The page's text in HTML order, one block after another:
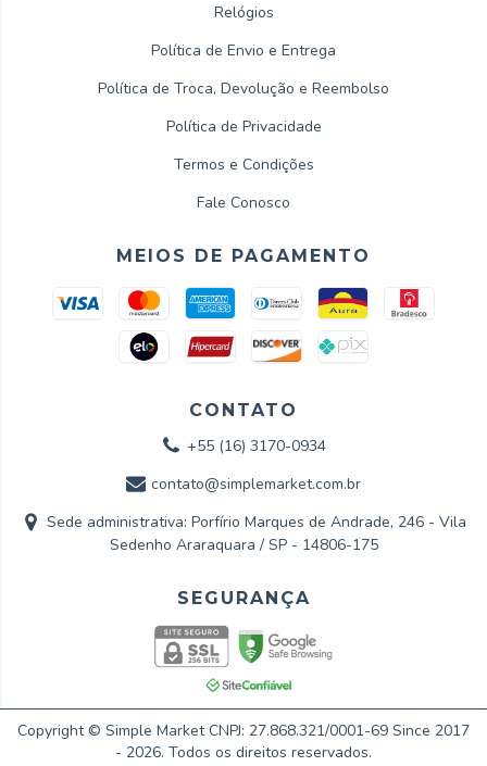
Relógios
Política de Envio e Entrega
Política de Troca, Devolução e Reembolso
Política de Privacidade
Termos e Condições
Fale Conosco
MEIOS DE PAGAMENTO
CONTATO
+55 (16) 3170-0934
contato@simplemarket.com.br
Sede administrativa: Porfírio Marques de Andrade, 246 - Vila
Sedenho Araraquara / SP - 14806-175
Copyright © Simple Market CNPJ: 27.868.321/0001-69 Since 2017
- 2026. Todos os direitos reservados.